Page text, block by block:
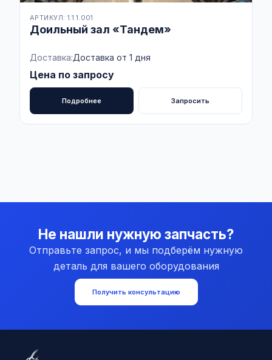
АРТИКУЛ: 1.1.1.001
Доильный зал «Тандем»
Доставка:Доставка от 1 дня
Цена по запросу
Подробнее Запросить
Не нашли нужную запчасть?
Отправьте запрос, и мы подберём нужную
деталь для вашего оборудования
Получить консультацию